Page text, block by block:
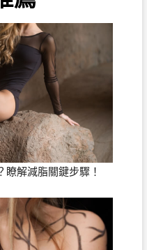
解減脂關鍵步驟！